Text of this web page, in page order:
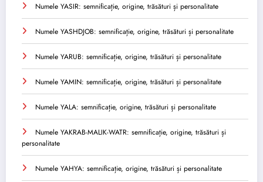
Numele YASIR: semnificație, origine, trăsături și personalitate
Numele YASHDJOB: semnificație, origine, trăsături și personalitate
Numele YARUB: semnificație, origine, trăsături și personalitate
Numele YAMIN: semnificație, origine, trăsături și personalitate
Numele YALA: semnificație, origine, trăsături și personalitate
Numele YAKRAB-MALIK-WATR: semnificație, origine, trăsături și
personalitate
Numele YAHYA: semnificație, origine, trăsături și personalitate